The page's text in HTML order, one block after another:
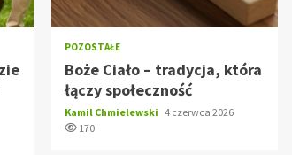
POZOSTAŁE
Boże Ciało – tradycja, która
łączy społeczność
Kamil Chmielewski 4 czerwca 2026
170